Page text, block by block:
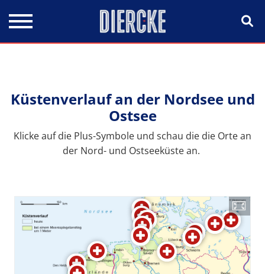
Küstenverlauf an der Nordsee und
Ostsee
Klicke auf die Plus-Symbole und schau die die Orte an
der Nord- und Ostseeküste an.